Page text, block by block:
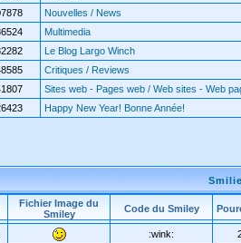
Nouvelles / News
Multimedia
Le Blog Largo Winch
Critiques / Reviews
Sites web - Pages web / Web sites - Web
Happy New Year! Bonne Année!
Fichier Image du
Smiley
Code du Smiley
:wink: